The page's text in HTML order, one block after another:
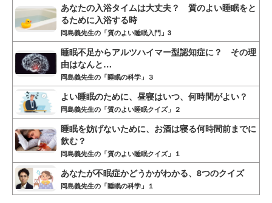
あなたの入浴タイムは大丈夫？ 質のよい睡眠をと
るために入浴する時
岡島義先生の「質のよい睡眠入門」3
睡眠不足からアルツハイマー型認知症に？ その理
由はなんと…
岡島義先生の「睡眠の科学」３
よい睡眠のために、昼寝はいつ、何時間がよい？
岡島義先生の「質のよい睡眠クイズ」２
睡眠を妨げないために、お酒は寝る何時間前までに
飲む？
岡島義先生の「質のよい睡眠クイズ」１
あなたが不眠症かどうかがわかる、8つのクイズ
岡島義先生の「睡眠の科学」１